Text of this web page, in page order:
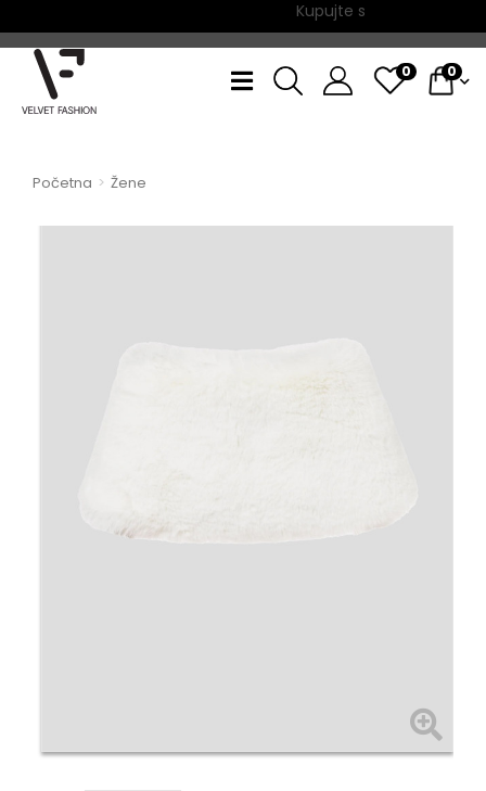
Kupujte sada, plaćajte
0 0
Početna Žene